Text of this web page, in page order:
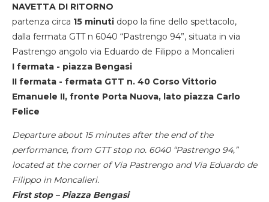
NAVETTA DI RITORNO
partenza circa 15 minuti dopo la fine dello spettacolo,
dalla fermata GTT n 6040 “Pastrengo 94”, situata in via
Pastrengo angolo via Eduardo de Filippo a Moncalieri
I fermata - piazza Bengasi
II fermata - fermata GTT n. 40 Corso Vittorio
Emanuele II, fronte Porta Nuova, lato piazza Carlo
Felice
Departure about 15 minutes after the end of the
performance, from GTT stop no. 6040 “Pastrengo 94,”
located at the corner of Via Pastrengo and Via Eduardo de
Filippo in Moncalieri.
First stop – Piazza Bengasi